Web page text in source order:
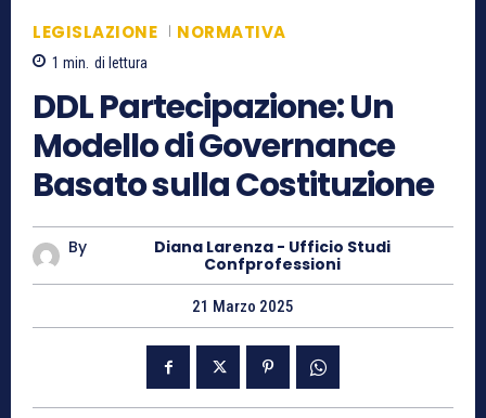
LEGISLAZIONE NORMATIVA
1 min. di lettura
DDL Partecipazione: Un
Modello di Governance
Basato sulla Costituzione
By
Diana Larenza - Ufficio Studi
Confprofessioni
21 Marzo 2025